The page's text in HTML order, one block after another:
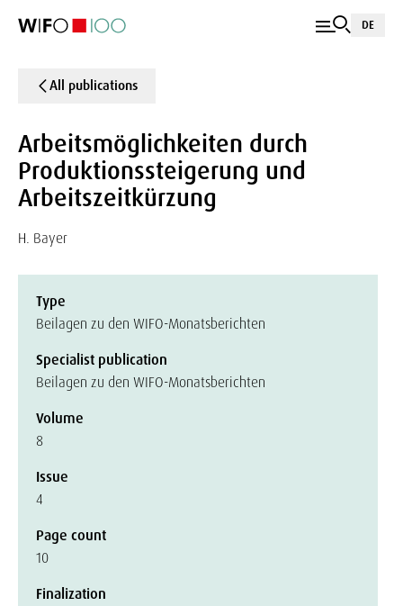
DE
All publications
Arbeitsmöglichkeiten durch
Produktionssteigerung und
Arbeitszeitkürzung
H. Bayer
Type
Beilagen zu den WIFO-Monatsberichten
Specialist publication
Beilagen zu den WIFO-Monatsberichten
Volume
8
Issue
4
Page count
10
Finalization